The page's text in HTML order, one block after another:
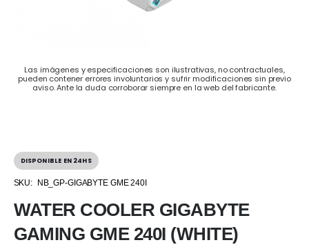
Las imágenes y especificaciones son ilustrativas, no contractuales,
pueden contener errores involuntarios y sufrir modificaciones sin previo
aviso. Ante la duda corroborar siempre en la web del fabricante.
DISPONIBLE EN 24HS
SKU: NB_GP-GIGABYTE GME 240I
WATER COOLER GIGABYTE
GAMING GME 240I (WHITE)